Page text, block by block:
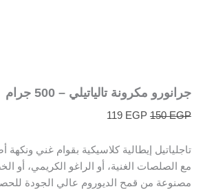
جرانورو مكرونة تالياتيلي – 500 جرام
150EGP
119 EGP
تاجلياتيل إيطالية كلاسيكية بقوام غني ونكهة
مع الصلصات الغنية، أو الراغو الكريمي، أو
مصنوعة من قمح الديوروم عالي الجودة